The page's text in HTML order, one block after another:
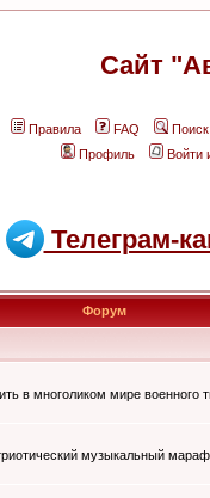
Сайт
Правила FAQ
Поиск
Профиль
Войти
Телеграм-
Форум
в многоликом мире военного
музыкальный